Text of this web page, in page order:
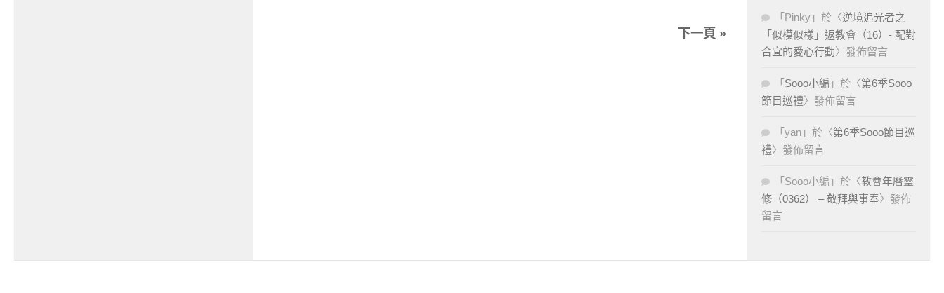
下一頁 »
「 Pinky 」於〈逆境追光者之
「似模似樣」返教會（16）- 配對
合宜的愛心行動〉發佈留言
「 Sooo小編 」於〈第6季Sooo
節目巡禮〉發佈留言
「 yan 」於〈第6季Sooo節目巡
禮〉發佈留言
「 Sooo小編 」於〈教會年曆靈
修（0362） – 敬拜與事奉〉發佈
留言